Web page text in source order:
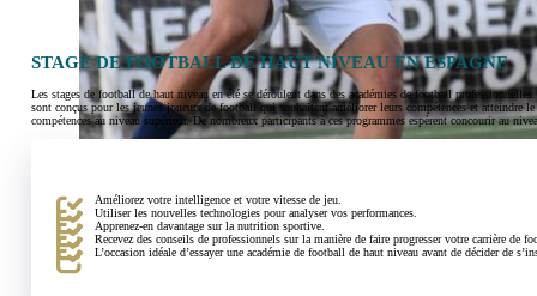
STAGE DE FOOTBALL DE HAUT NIVEAU EN ESPAGNE
Les stages de football de haut niveau en été se déroulent dans des académies de football
sont conçus pour les jeunes joueurs de football qui souhaitent améliorer leurs compétences et atteindre
compétences au niveau supérieur. De nombreux participants à ces programmes espèrent concourir au
Améliorez votre intelligence et votre vitesse de jeu.
Utiliser les nouvelles technologies pour analyser vos performances.
Apprenez-en davantage sur la nutrition sportive.
Recevez des conseils de professionnels sur la manière de faire progresser votre carrière de
L’occasion idéale d’essayer une académie de football de haut niveau avant de décider de